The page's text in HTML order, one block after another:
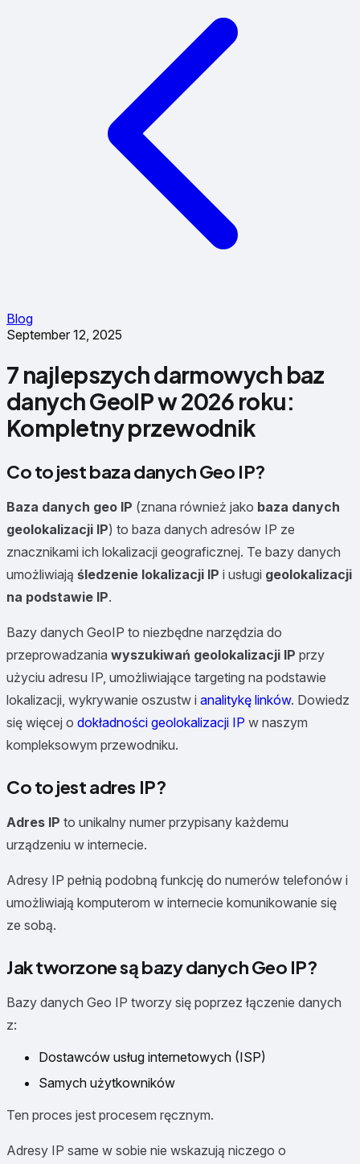
Blog
September 12, 2025
7 najlepszych darmowych baz
danych GeoIP w 2026 roku:
Kompletny przewodnik
Co to jest baza danych Geo IP?
Baza danych geo IP (znana również jako baza danych
geolokalizacji IP) to baza danych adresów IP ze
znacznikami ich lokalizacji geograficznej. Te bazy danych
umożliwiają śledzenie lokalizacji IP i usługi geolokalizacji
na podstawie IP.
Bazy danych GeoIP to niezbędne narzędzia do
przeprowadzania wyszukiwań geolokalizacji IP przy
użyciu adresu IP, umożliwiające targeting na podstawie
lokalizacji, wykrywanie oszustw i analitykę linków. Dowiedz
się więcej o dokładności geolokalizacji IP w naszym
kompleksowym przewodniku.
Co to jest adres IP?
Adres IP to unikalny numer przypisany każdemu
urządzeniu w internecie.
Adresy IP pełnią podobną funkcję do numerów telefonów i
umożliwiają komputerom w internecie komunikowanie się
ze sobą.
Jak tworzone są bazy danych Geo IP?
Bazy danych Geo IP tworzy się poprzez łączenie danych
z:
Dostawców usług internetowych (ISP)
Samych użytkowników
Ten proces jest procesem ręcznym.
Adresy IP same w sobie nie wskazują niczego o